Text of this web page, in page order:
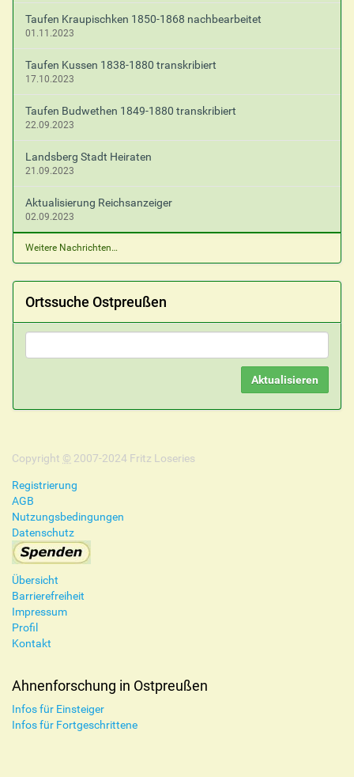
Taufen Kraupischken 1850-1868 nachbearbeitet
01.11.2023
Taufen Kussen 1838-1880 transkribiert
17.10.2023
Taufen Budwethen 1849-1880 transkribiert
22.09.2023
Landsberg Stadt Heiraten
21.09.2023
Aktualisierung Reichsanzeiger
02.09.2023
Weitere Nachrichten…
Ortssuche Ostpreußen
Copyright © 2007-2024 Fritz Loseries
Registrierung
AGB
Nutzungsbedingungen
Datenschutz
Übersicht
Barrierefreiheit
Impressum
Profil
Kontakt
Ahnenforschung in Ostpreußen
Infos für Einsteiger
Infos für Fortgeschrittene